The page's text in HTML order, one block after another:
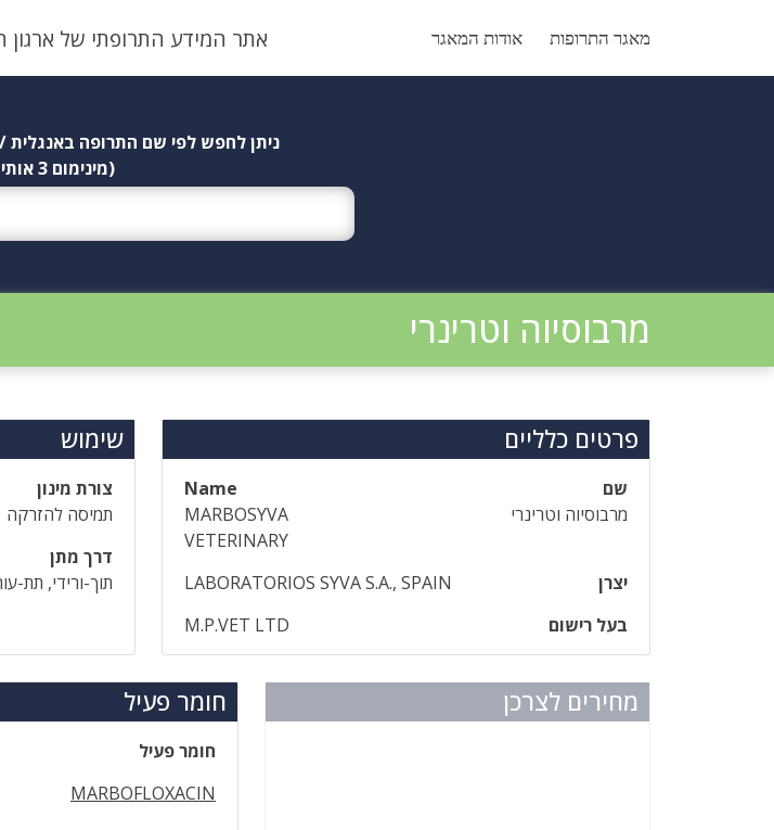
מאגר התרופות אודות המאגר אתר המידע התרופתי של ארגון
ניתן לחפש לפי שם התרופה באנגלית
(מינימום 3 אותיות)
מרבוסיוה וטרינרי
פרטים כלליים
שם
Name
מרבוסיוה וטרינרי
MARBOSYVA
VETERINARY
יצרן
LABORATORIOS SYVA S.A., SPAIN
בעל רישום
M.P.VET LTD
שימוש
צורת מינון
תמיסה להזרקה
דרך מתן
תוך-ורידי, תת-
מחירים לצרכן חומר פעיל
חומר פעיל
MARBOFLOXACIN